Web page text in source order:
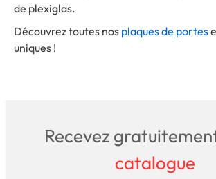
de plexiglas.
Découvrez toutes nos plaques de portes
uniques !
Recevez
catalogue